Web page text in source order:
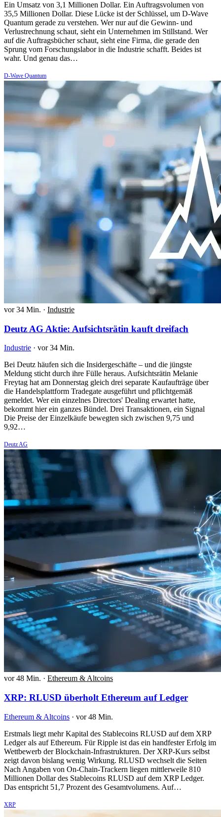
Ein Umsatz von 3,1 Millionen Dollar. Ein Auftragsvolumen von
35,5 Millionen Dollar. Diese Lücke ist der Schlüssel, um D-Wave
Quantum gerade zu verstehen. Wer nur auf die Gewinn- und
Verlustrechnung schaut, sieht ein Unternehmen im Stillstand. Wer
auf die Auftragsbücher schaut, sieht eine Firma, die gerade den
Sprung vom Forschungslabor in die Industrie schafft. Beides ist
wahr. Und genau das…
D-Wave Quantum
vor 34 Min. · Industrie
Deutz AG Aktie: Aufsichtsrätin kauft dreifach
Industrie · vor 34 Min.
Bei Deutz häufen sich die Insidergeschäfte – und die jüngste
Meldung sticht durch ihre Fülle heraus. Aufsichtsrätin Melanie
Freytag hat am Donnerstag gleich drei separate Kaufaufträge über
die Handelsplattform Tradegate ausgeführt und pflichtgemäß
gemeldet. Wer ein einzelnes Directors' Dealing erwartet hatte,
bekommt hier ein ganzes Bündel. Drei Transaktionen, ein Signal
Die Preise der Einzelkäufe bewegten sich zwischen 9,75 und
9,92…
Deutz AG
vor 48 Min. · Ethereum & Altcoins
XRP: RLUSD überholt Ethereum auf Ledger
Ethereum & Altcoins · vor 48 Min.
Erstmals liegt mehr Kapital des Stablecoins RLUSD auf dem XRP
Ledger als auf Ethereum. Für Ripple ist das ein handfester Erfolg im
Wettbewerb der Blockchain-Infrastrukturen. Der XRP-Kurs selbst
zeigt davon bislang wenig Wirkung. RLUSD wechselt die Seiten
Nach Angaben von On-Chain-Trackern liegen mittlerweile 810
Millionen Dollar des Stablecoins RLUSD auf dem XRP Ledger.
Das entspricht 51,7 Prozent des Gesamtvolumens. Auf…
XRP